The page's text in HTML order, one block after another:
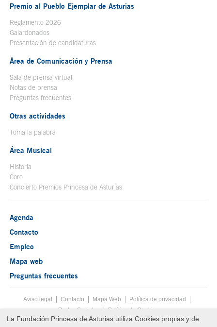
Premio al Pueblo Ejemplar de Asturias
Reglamento 2026
Galardonados
Presentación de candidaturas
Área de Comunicación y Prensa
Sala de prensa virtual
Notas de prensa
Preguntas frecuentes
Otras actividades
Toma la palabra
Área Musical
Historia
Coro
Concierto Premios Princesa de Asturias
Agenda
Contacto
Empleo
Mapa web
Preguntas frecuentes
Menú pie
Aviso legal Tecla de acceso 8
Contacto Mapa Web
Política de privacidad
Redes Sociales
Política de Cookies
Fin menú pie
La Fundación Princesa de Asturias utiliza Cookies propias y de